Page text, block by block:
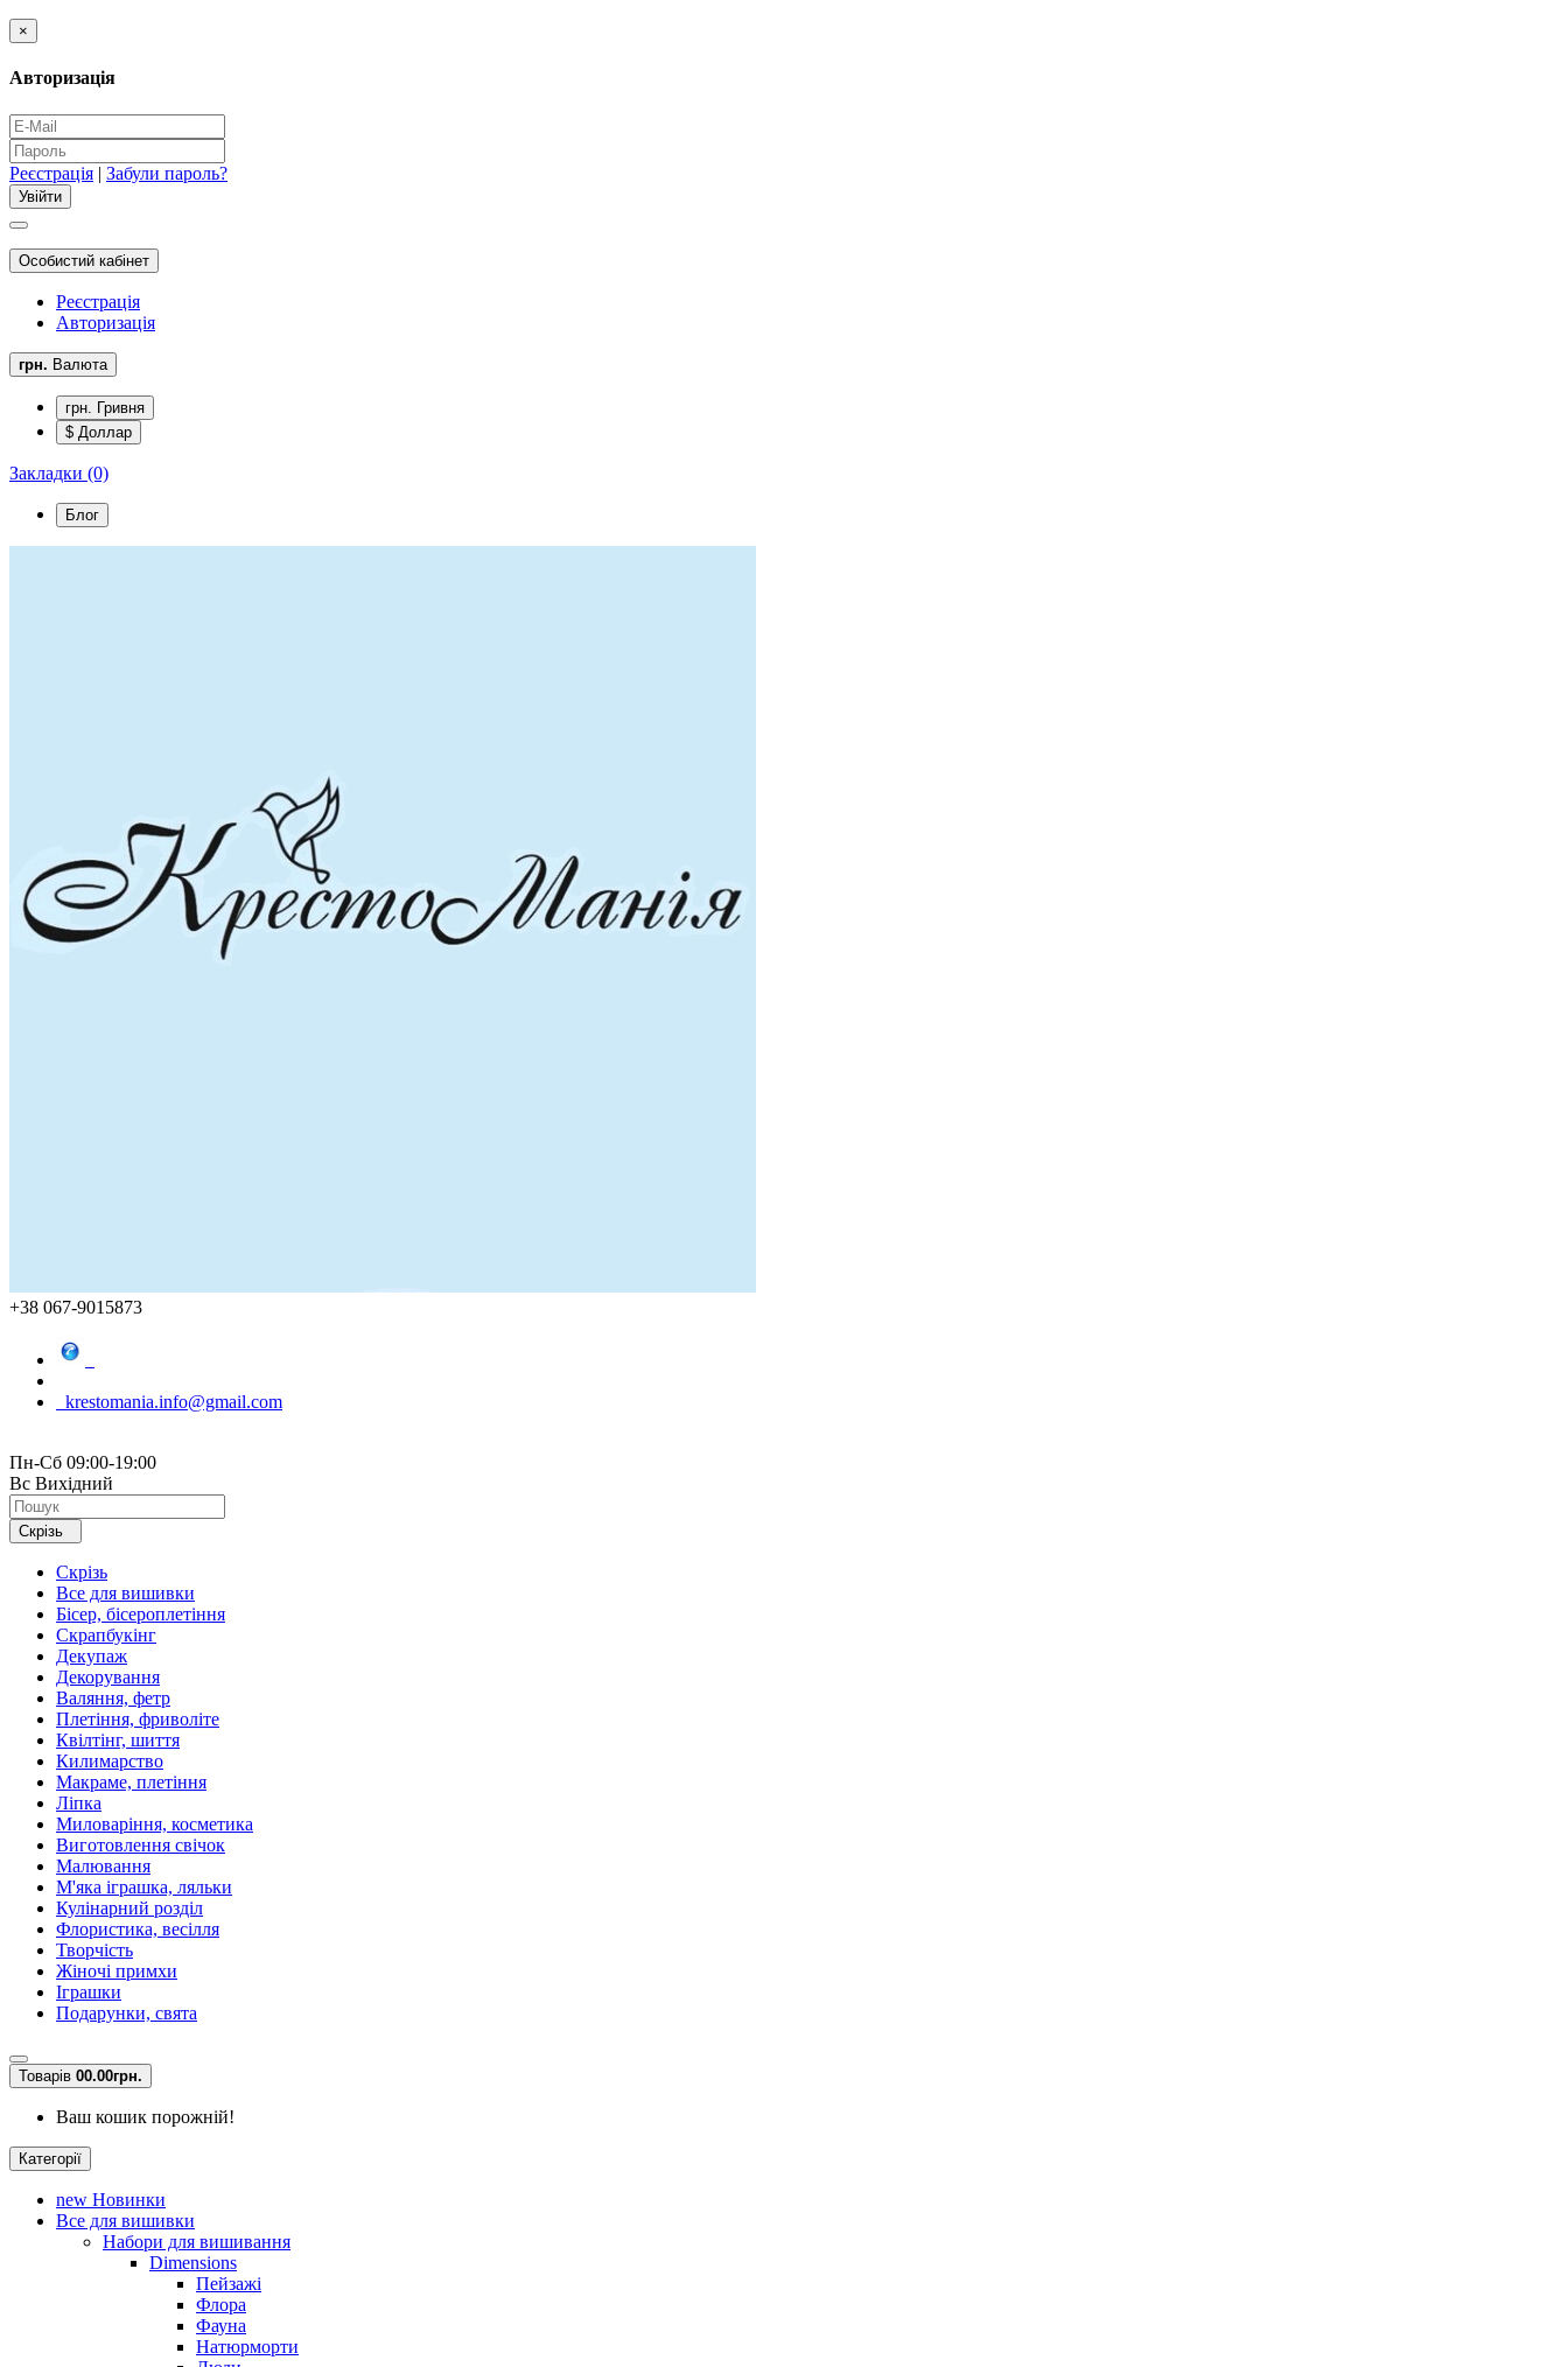
×
Авторизація
Реєстрація | Забули пароль?
Особистий кабінет
Реєстрація
Авторизація
грн. Валюта
грн. Гривня
$ Доллар
Закладки (0)
Блог
+38 067-9015873
krestomania.info@gmail.com
Пн-Сб 09:00-19:00
Вс Вихідний
Скрізь
Скрізь
Все для вишивки
Бісер, бісероплетіння
Скрапбукінг
Декупаж
Декорування
Валяння, фетр
Плетіння, фриволіте
Квілтінг, шиття
Килимарство
Макраме, плетіння
Ліпка
Миловаріння, косметика
Виготовлення свічок
Малювання
М'яка іграшка, ляльки
Кулінарний розділ
Флористика, весілля
Творчість
Жіночі примхи
Іграшки
Подарунки, свята
Товарів 00.00грн.
Ваш кошик порожній!
Категорії
new Новинки
Все для вишивки
Набори для вишивання
Dimensions
Пейзажі
Флора
Фауна
Натюрморти